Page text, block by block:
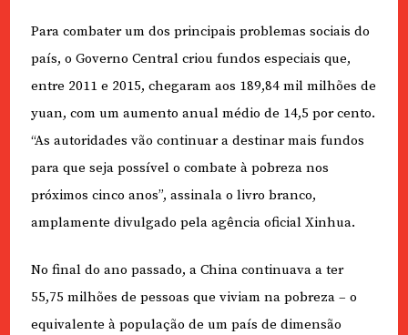
Para combater um dos principais problemas sociais do
país, o Governo Central criou fundos especiais que,
entre 2011 e 2015, chegaram aos 189,84 mil milhões de
yuan, com um aumento anual médio de 14,5 por cento.
“As autoridades vão continuar a destinar mais fundos
para que seja possível o combate à pobreza nos
próximos cinco anos”, assinala o livro branco,
amplamente divulgado pela agência oficial Xinhua.
No final do ano passado, a China continuava a ter
55,75 milhões de pessoas que viviam na pobreza – o
equivalente à população de um país de dimensão